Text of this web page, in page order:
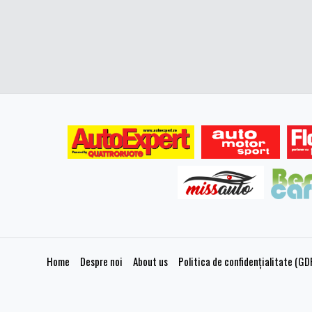
Home Despre noi About us Politica de confidențialitate